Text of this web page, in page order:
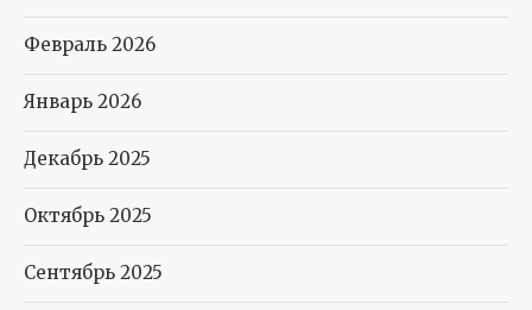
Февраль 2026
Январь 2026
Декабрь 2025
Октябрь 2025
Сентябрь 2025